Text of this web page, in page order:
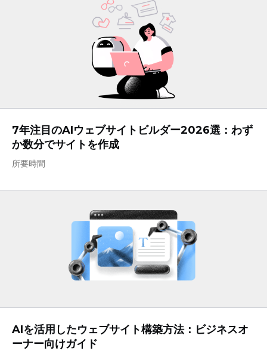
7年注目のAIウェブサイトビルダー2026選：わず
か数分でサイトを作成
所要時間
AIを活用したウェブサイト構築方法：ビジネスオ
ーナー向けガイド